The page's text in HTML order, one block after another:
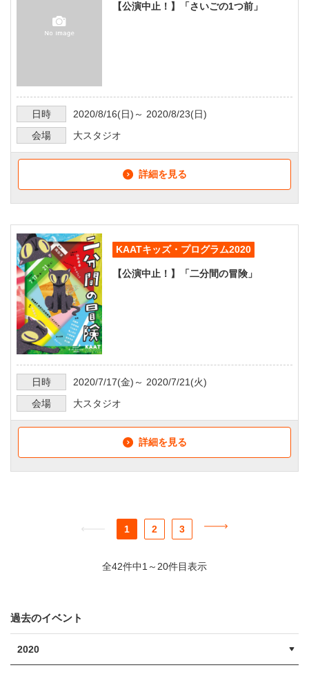
【公演中止！】「さいごの1つ前」
日時 2020/8/16(日)～ 2020/8/23(日)
会場
大スタジオ
詳細を見る
KAATキッズ・プログラム2020
【公演中止！】「二分間の冒険」
日時 2020/7/17(金)～ 2020/7/21 (火)
会場
大スタジオ
詳細を見る
1 2 3
全42件中1～20件目表示
過去のイベント